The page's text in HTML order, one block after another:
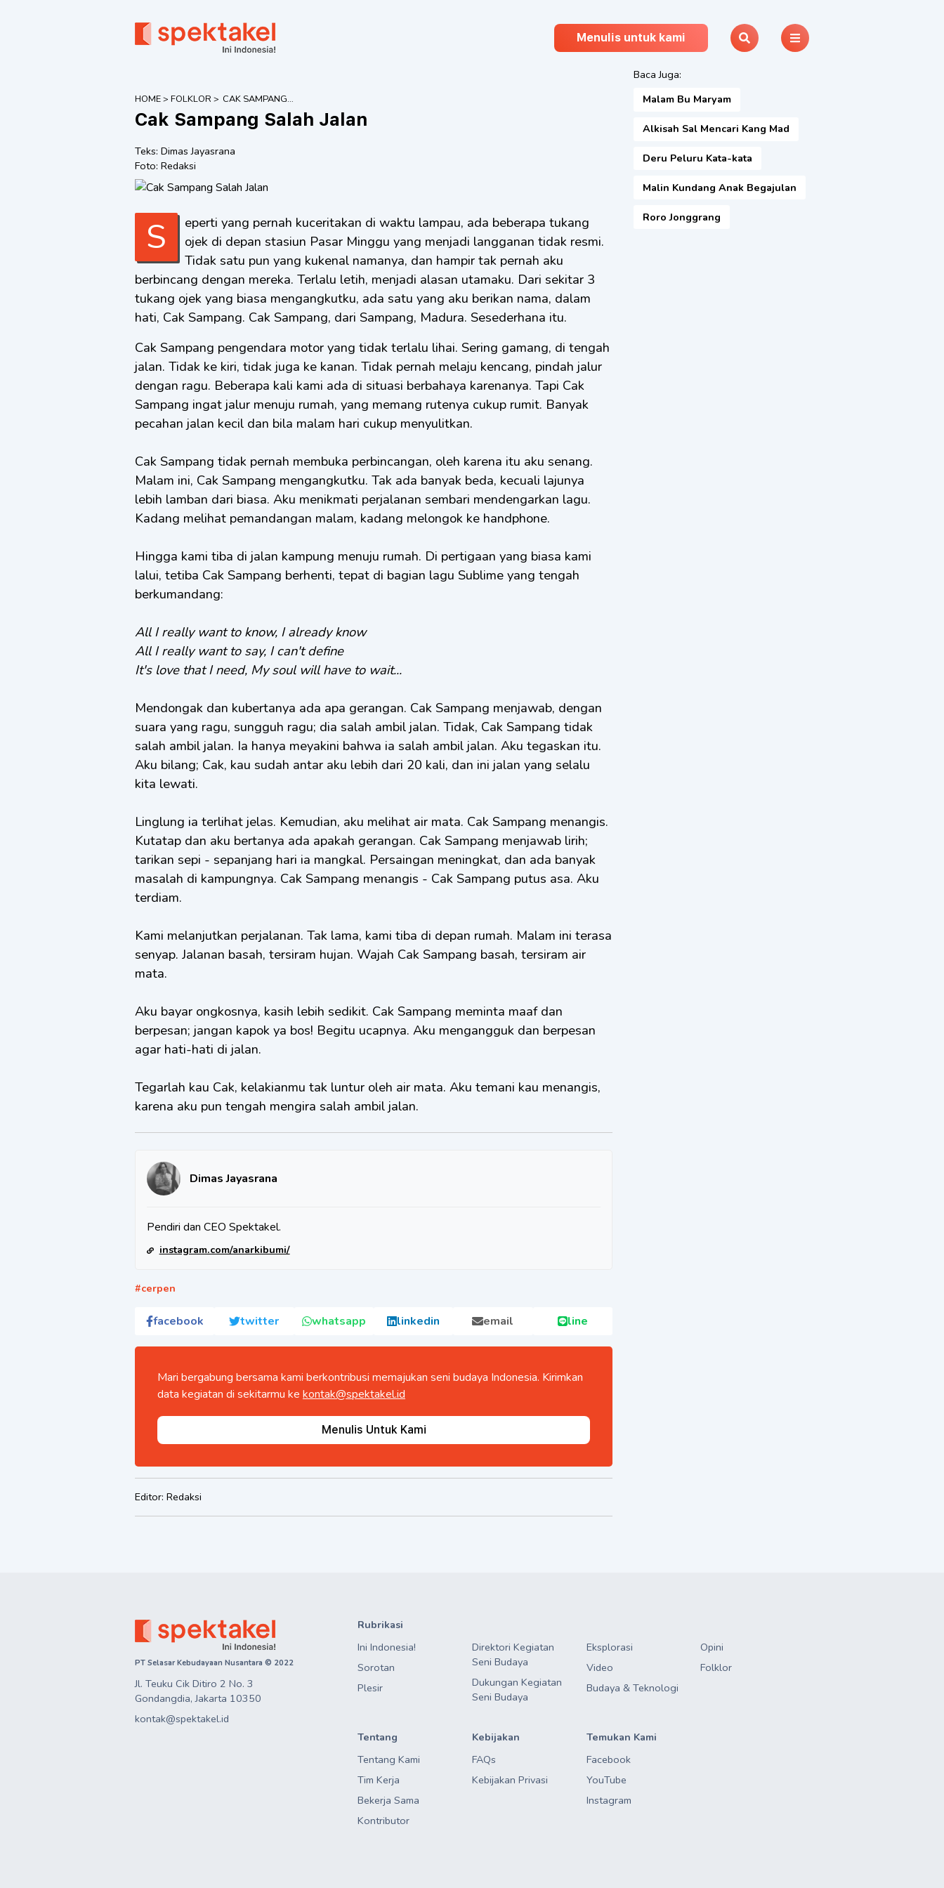
Menulis untuk kami
HOME> FOLKLOR > CAK SAMPANG
SALAH JALAN
Cak Sampang Salah Jalan
Teks: Dimas Jayasrana
Foto: Redaksi
Seperti yang pernah kuceritakan di waktu lampau, ada beberapa tukang
ojek di depan stasiun Pasar Minggu yang menjadi langganan tidak resmi.
Tidak satu pun yang kukenal namanya, dan hampir tak pernah aku
berbincang dengan mereka. Terlalu letih, menjadi alasan utamaku. Dari sekitar 3
tukang ojek yang biasa mengangkutku, ada satu yang aku berikan nama, dalam
hati, Cak Sampang. Cak Sampang, dari Sampang, Madura. Sesederhana itu.
Cak Sampang pengendara motor yang tidak terlalu lihai. Sering gamang, di tengah
jalan. Tidak ke kiri, tidak juga ke kanan. Tidak pernah melaju kencang, pindah jalur
dengan ragu. Beberapa kali kami ada di situasi berbahaya karenanya. Tapi Cak
Sampang ingat jalur menuju rumah, yang memang rutenya cukup rumit. Banyak
pecahan jalan kecil dan bila malam hari cukup menyulitkan.
Cak Sampang tidak pernah membuka perbincangan, oleh karena itu aku senang.
Malam ini, Cak Sampang mengangkutku. Tak ada banyak beda, kecuali lajunya
lebih lamban dari biasa. Aku menikmati perjalanan sembari mendengarkan lagu.
Kadang melihat pemandangan malam, kadang melongok ke handphone.
Hingga kami tiba di jalan kampung menuju rumah. Di pertigaan yang biasa kami
lalui, tetiba Cak Sampang berhenti, tepat di bagian lagu Sublime yang tengah
berkumandang:
All I really want to know, I already know
All I really want to say, I can't define
It's love that I need, My soul will have to wait...
Mendongak dan kubertanya ada apa gerangan. Cak Sampang menjawab, dengan
suara yang ragu, sungguh ragu; dia salah ambil jalan. Tidak, Cak Sampang tidak
salah ambil jalan. Ia hanya meyakini bahwa ia salah ambil jalan. Aku tegaskan itu.
Aku bilang; Cak, kau sudah antar aku lebih dari 20 kali, dan ini jalan yang selalu
kita lewati.
Linglung ia terlihat jelas. Kemudian, aku melihat air mata. Cak Sampang menangis.
Kutatap dan aku bertanya ada apakah gerangan. Cak Sampang menjawab lirih;
tarikan sepi - sepanjang hari ia mangkal. Persaingan meningkat, dan ada banyak
masalah di kampungnya. Cak Sampang menangis - Cak Sampang putus asa. Aku
terdiam.
Kami melanjutkan perjalanan. Tak lama, kami tiba di depan rumah. Malam ini terasa
senyap. Jalanan basah, tersiram hujan. Wajah Cak Sampang basah, tersiram air
mata.
Aku bayar ongkosnya, kasih lebih sedikit. Cak Sampang meminta maaf dan
berpesan; jangan kapok ya bos! Begitu ucapnya. Aku mengangguk dan berpesan
agar hati-hati di jalan.
Tegarlah kau Cak, kelakianmu tak luntur oleh air mata. Aku temani kau menangis,
karena aku pun tengah mengira salah ambil jalan.
Dimas Jayasrana
Pendiri dan CEO Spektakel.
instagram.com/anarkibumi/
#cerpen
facebook twitter whatsapp linkedin email line
Mari bergabung bersama kami berkontribusi memajukan seni budaya Indonesia. Kirimkan
data kegiatan di sekitarmu ke kontak@spektakel.id
Menulis Untuk Kami
Editor: Redaksi
Baca Juga:
Malam Bu Maryam
Alkisah Sal Mencari Kang Mad
Deru Peluru Kata-kata
Malin Kundang Anak Begajulan
Roro Jonggrang
PT Selasar Kebudayaan Nusantara © 2022
Jl. Teuku Cik Ditiro 2 No. 3
Gondangdia, Jakarta 10350
kontak@spektakel.id
Rubrikasi
Ini Indonesia!
Sorotan
Plesir
Direktori Kegiatan
Seni Budaya
Dukungan Kegiatan
Seni Budaya
Eksplorasi
Video
Budaya & Teknologi
Opini
Folklor
Tentang
Tentang Kami
Tim Kerja
Bekerja Sama
Kontributor
Kebijakan
FAQs
Kebijakan Privasi
Temukan Kami
Facebook
YouTube
Instagram